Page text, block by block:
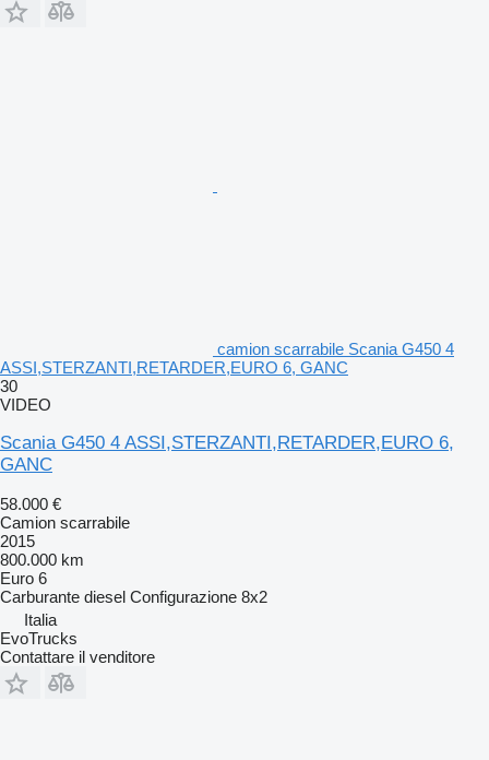
camion scarrabile Scania G450 4
ASSI,STERZANTI,RETARDER,EURO 6, GANC
30
VIDEO
Scania G450 4 ASSI,STERZANTI,RETARDER,EURO 6,
GANC
58.000 €
Camion scarrabile
2015
800.000 km
Euro 6
Carburante diesel Configurazione 8x2
Italia
EvoTrucks
Contattare il venditore